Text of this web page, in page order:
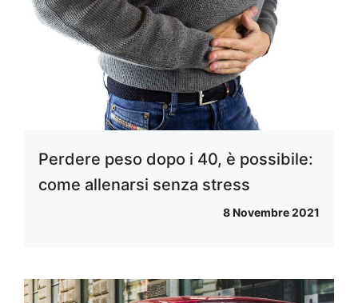
Perdere peso dopo i 40, è possibile:
come allenarsi senza stress
8 Novembre 2021